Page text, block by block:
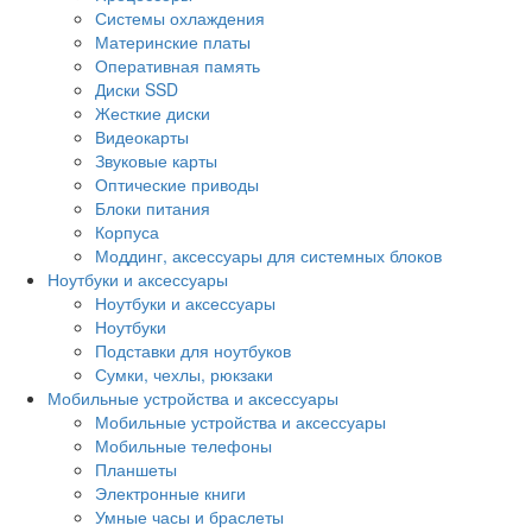
Системы охлаждения
Материнские платы
Оперативная память
Диски SSD
Жесткие диски
Видеокарты
Звуковые карты
Оптические приводы
Блоки питания
Корпуса
Моддинг, аксессуары для системных блоков
Ноутбуки и аксессуары
Ноутбуки и аксессуары
Ноутбуки
Подставки для ноутбуков
Сумки, чехлы, рюкзаки
Мобильные устройства и аксессуары
Мобильные устройства и аксессуары
Мобильные телефоны
Планшеты
Электронные книги
Умные часы и браслеты